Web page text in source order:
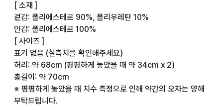
[ 소재 ]
겉감: 폴리에스테르 90%, 폴리우레탄 10%
안감: 폴리에스테르 100%
[ 사이즈 ]
표기 없음 (실측치를 확인해주세요)
허리: 약 68cm (평평하게 놓았을 때 약 34cm x 2)
총길이: 약 70cm
※ 평평하게 놓았을 때 치수 측정으로 인해 약간의 오차는 양해
부탁드립니다.